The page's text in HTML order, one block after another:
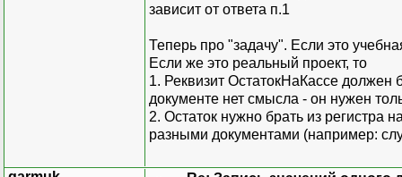
зависит от ответа п.1
Теперь про "задачу". Если это
Если же это реальный проект, то
1. Реквизит ОстатокНаКассе должен
документе нет смысла - он нужен
2. Остаток нужно брать из регистра
разными документами (например: